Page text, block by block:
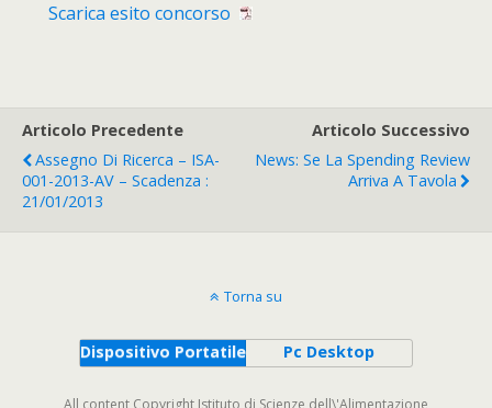
Scarica esito concorso
Articolo Precedente
Assegno Di Ricerca – ISA-
001-2013-AV – Scadenza :
21/01/2013
Articolo Successivo
News: Se La Spending Review
Arriva A Tavola
Torna su
Dispositivo Portatile Pc Desktop
All content Copyright Istituto di Scienze dell\'Alimentazione